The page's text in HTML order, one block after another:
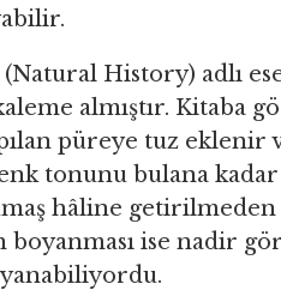
History) adlı
almıştır. Kitaba
püreye tuz eklenir
tonunu bulana
hâline
ise nadir